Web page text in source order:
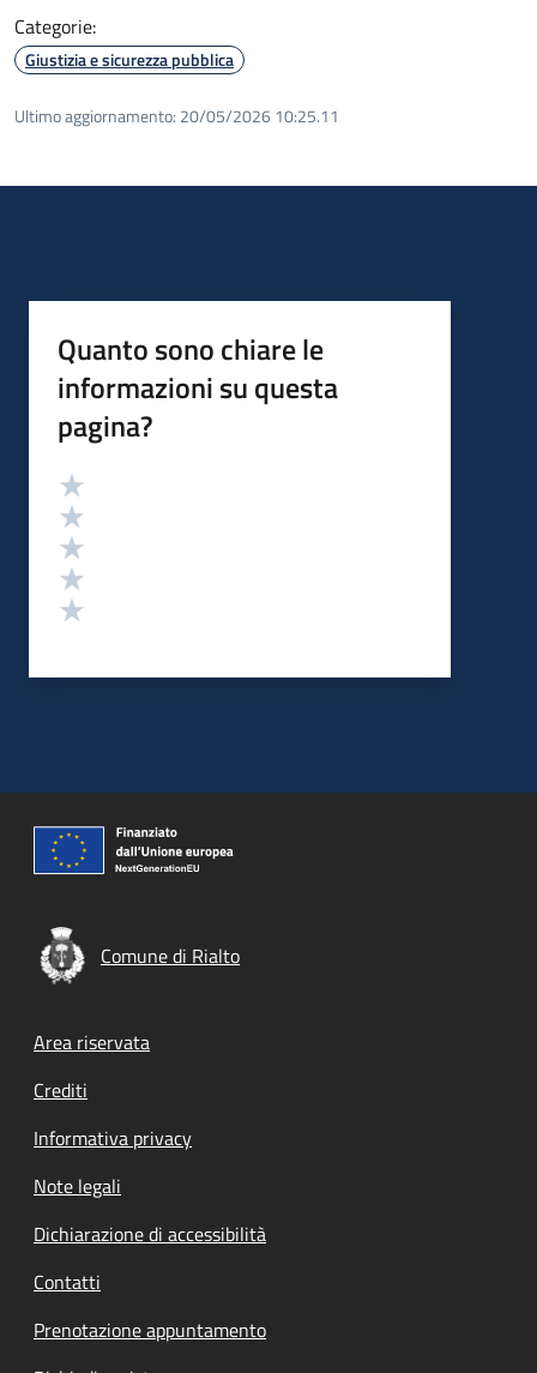
Categorie:
Giustizia e sicurezza pubblica
Ultimo aggiornamento: 20/05/2026 10:25.11
Quanto sono chiare le
informazioni su questa
pagina?
Valutazione
Comune di Rialto
Footer menu
Area riservata
Crediti
Informativa privacy
Note legali
Dichiarazione di accessibilità
Contatti
Prenotazione appuntamento